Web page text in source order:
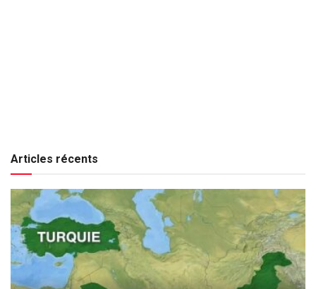
Articles récents